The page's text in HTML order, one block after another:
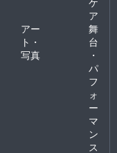
ア
アー
ト・
写真
舞
台
・
パ
フ
ォ
ー
マ
ン
ス